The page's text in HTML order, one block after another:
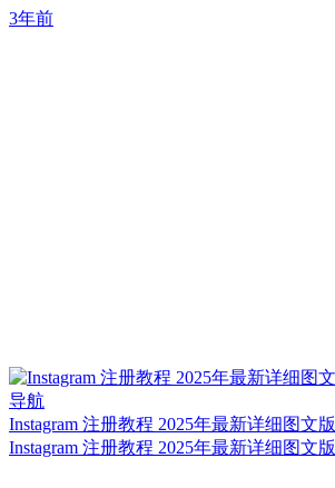
3年前
Instagram 注册教程 2025年最新详细图文版
Instagram 注册教程 2025年最新详细图文版